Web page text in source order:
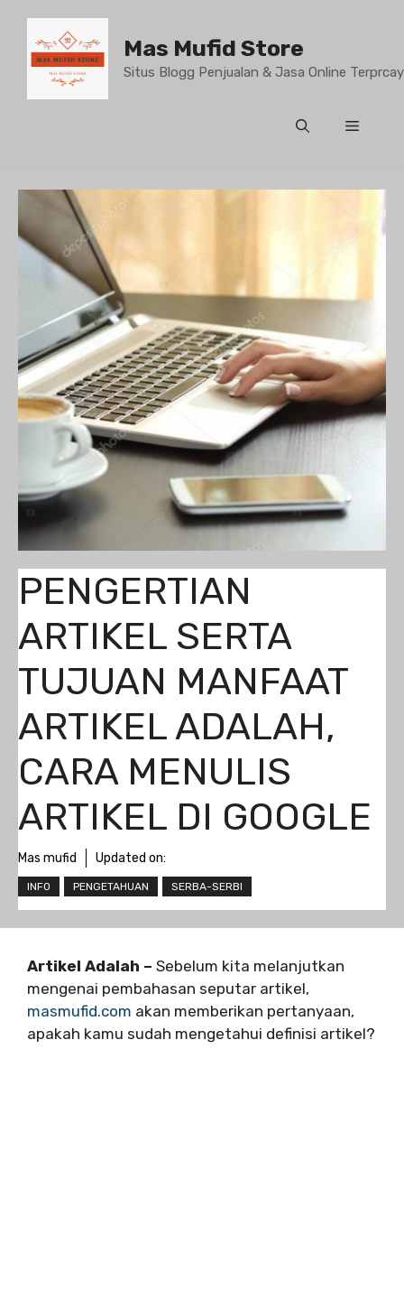
Mas Mufid Store
Situs Blogg Penjualan & Jasa Online
PENGERTIAN
ARTIKEL SERTA
TUJUAN MANFAAT
ARTIKEL ADALAH,
CARA MENULIS
ARTIKEL DI GOOGLE
Mas mufid Updated on:
INFO PENGETAHUAN SERBA-SERBI
Artikel Adalah – Sebelum kita melanjutkan
mengenai pembahasan seputar artikel,
masmufid.com akan memberikan pertanyaan,
apakah kamu sudah mengetahui definisi artikel?